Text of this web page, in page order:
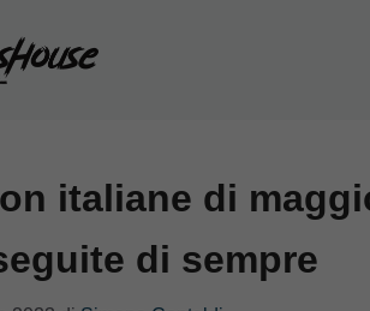
italiane di
di sempre